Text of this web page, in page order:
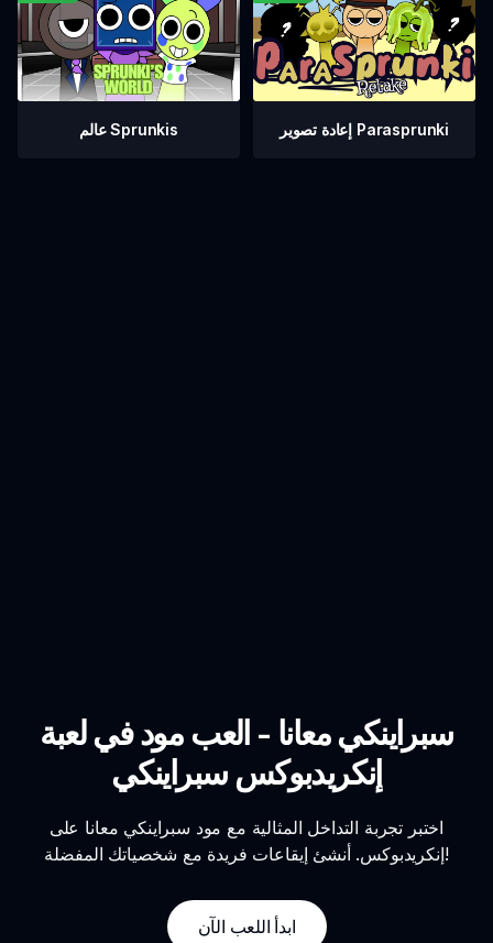
عالم Sprunkis إعادة تصوير Parasprunki
سبراينكي معانا - العب مود في لعبة
إنكريدبوكس سبراينكي
اختبر تجربة التداخل المثالية مع مود سبراينكي معانا على
إنكريدبوكس. أنشئ إيقاعات فريدة مع شخصياتك المفضلة!
ابدأ اللعب الآن